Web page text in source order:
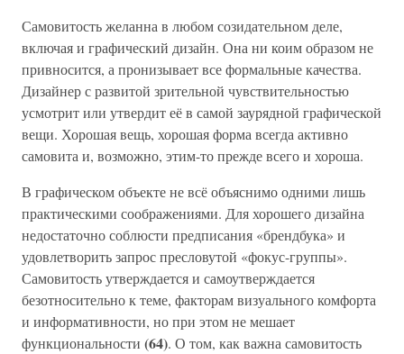
Самовитость желанна в любом созидательном деле,
включая и графический дизайн. Она ни коим образом не
привносится, а пронизывает все формальные качества.
Дизайнер с развитой зрительной чувствительностью
усмотрит или утвердит её в самой заурядной графической
вещи. Хорошая вещь, хорошая форма всегда активно
самовита и, возможно, этим-то прежде всего и хороша.
В графическом объекте не всё объяснимо одними лишь
практическими соображениями. Для хорошего дизайна
недостаточно соблюсти предписания «брендбука» и
удовлетворить запрос пресловутой «фокус-группы».
Самовитость утверждается и самоутверждается
безотносительно к теме, факторам визуального комфорта
и информативности, но при этом не мешает
функциональности (64). О том, как важна самовитость